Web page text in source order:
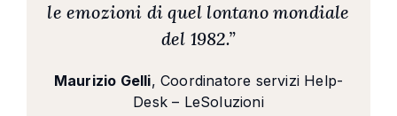
le emozioni di quel lontano mondiale
del 1982.”
Maurizio Gelli, Coordinatore servizi Help-
Desk – LeSoluzioni